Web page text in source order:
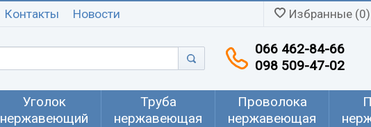
Контакты Новости Избранные (0)
066 462-84-66
098 509-47-02
Уголок
нержавеющий
Труба
нержавеющая
Проволока
нержавеющая